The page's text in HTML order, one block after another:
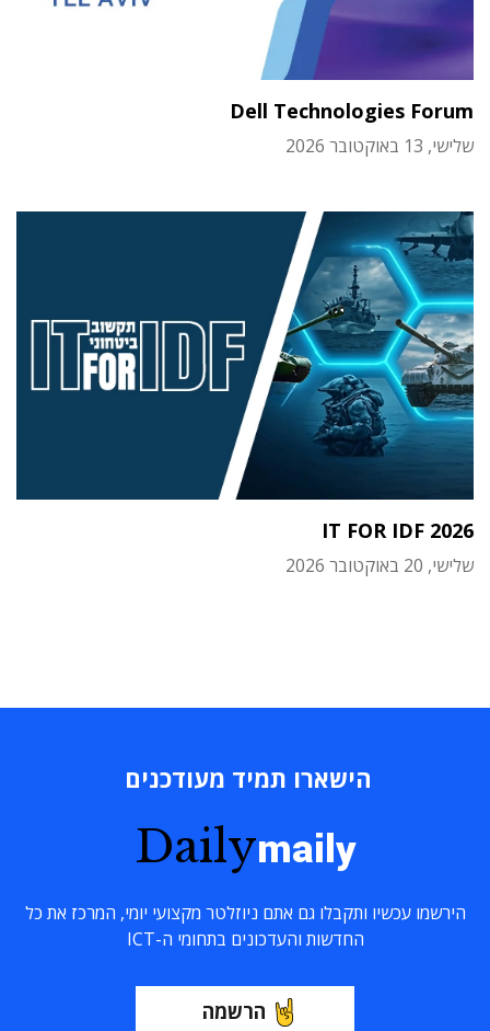
Dell Technologies Forum
שלישי, 13 באוקטובר 2026
IT FOR IDF 2026
שלישי, 20 באוקטובר 2026
הישארו תמיד מעודכנים
Dailymaily
הירשמו עכשיו ותקבלו גם אתם ניוזלטר מקצועי יומי, המרכז את כל
החדשות והעדכונים בתחומי ה-ICT
הרשמה